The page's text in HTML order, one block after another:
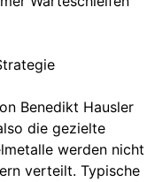
Benedikt Hausler
die gezielte
werden nicht
verteilt. Typische